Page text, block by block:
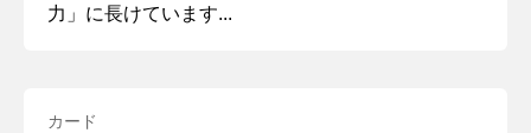
力」に長けています...
カード